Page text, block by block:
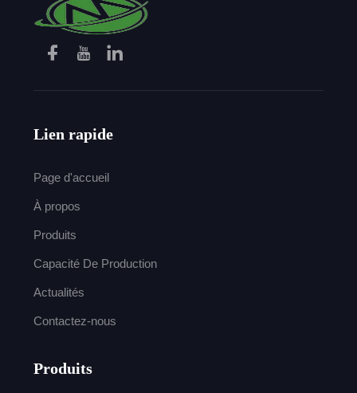
Lien rapide
Page d'accueil
À propos
Produits
Capacité De Production
Actualités
Contactez-nous
Produits